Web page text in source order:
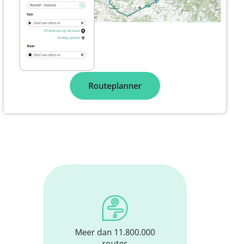
Routeplanner
Meer dan 11.800.000